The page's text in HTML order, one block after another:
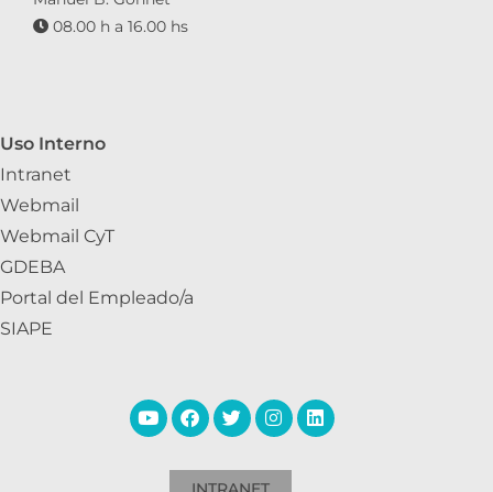
08.00 h a 16.00 hs
Uso Interno
Intranet
Webmail
Webmail CyT
GDEBA
Portal del Empleado/a
SIAPE